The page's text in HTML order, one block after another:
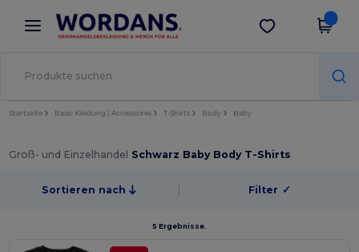
× Wordans App
Bessere Preise in der App!
App holen
Startseite Basic Kleidung | Accessoires T-Shirts Body Baby
Groß- und Einzelhandel Schwarz Baby Body T-Shirts
Sortieren nach Filter ✓
5 Ergebnisse.